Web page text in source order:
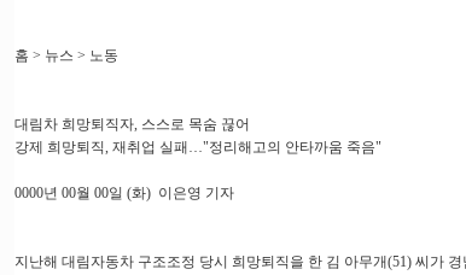
홈 > 뉴스 > 노동
대림차 희망퇴직자, 스스로 목숨 끊어
강제 희망퇴직, 재취업 실패…"정리해고의 안타까움 죽음"
0000년 00월 00일 (화) 이은영 기자
지난해 대림자동차 구조조정 당시 희망퇴직을 한 김 아무개(51) 씨가